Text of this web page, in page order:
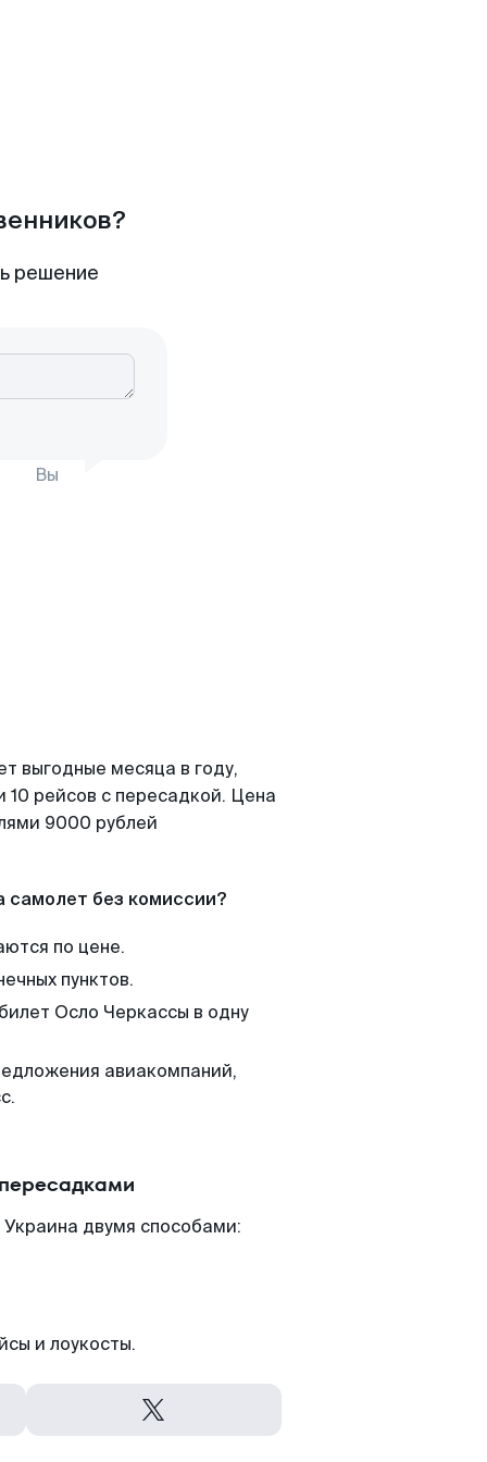
решение
Вы
выгодные месяца в году,
рейсов с пересадкой. Цена
9000 рублей
самолет без комиссии?
по цене.
пунктов.
Осло Черкассы в одну
авиакомпаний,
двумя способами:
и лоукосты.